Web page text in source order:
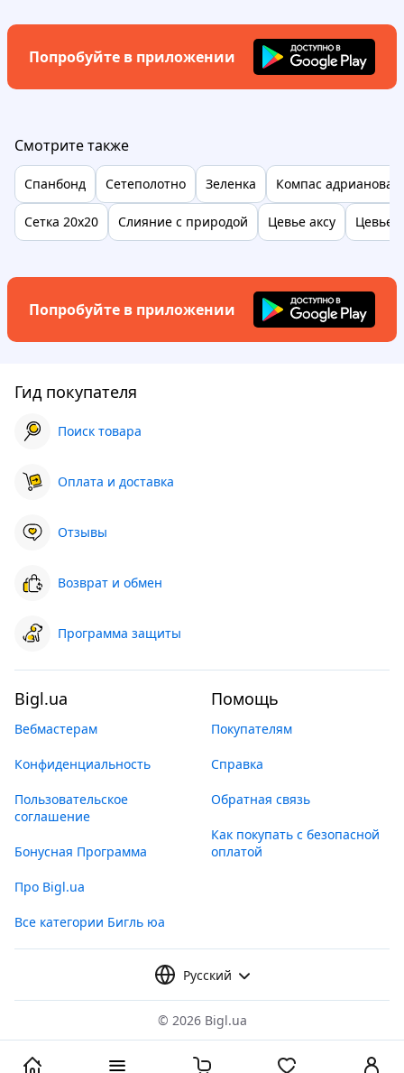
Попробуйте в приложении
Смотрите также
Спанбонд Сетеполотно Зеленка Компас адрианова
Сетка 20х20 Слияние с природой Цевье аксу Цевье
Попробуйте в приложении
Гид покупателя
Поиск товара
Оплата и доставка
Отзывы
Возврат и обмен
Программа защиты
Bigl.ua
Вебмастерам
Конфиденциальность
Пользовательское
соглашение
Бонусная Программа
Про Bigl.ua
Все категории Бигль юа
Помощь
Покупателям
Справка
Обратная связь
Как покупать с безопасной
оплатой
Русский
© 2026 Bigl.ua